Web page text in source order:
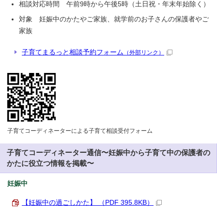
相談対応時間 午前9時から午後5時（土日祝・年末年始除く）
対象 妊娠中のかたやご家族、就学前のお子さんの保護者やご
家族
子育てまるっと相談予約フォーム （外部リンク）
子育てコーディネーターによる子育て相談受付フォーム
子育てコーディネーター通信〜妊娠中から子育て中の保護者の
かたに役立つ情報を掲載〜
妊娠中
【妊娠中の過ごしかた】 （PDF 395.8KB）